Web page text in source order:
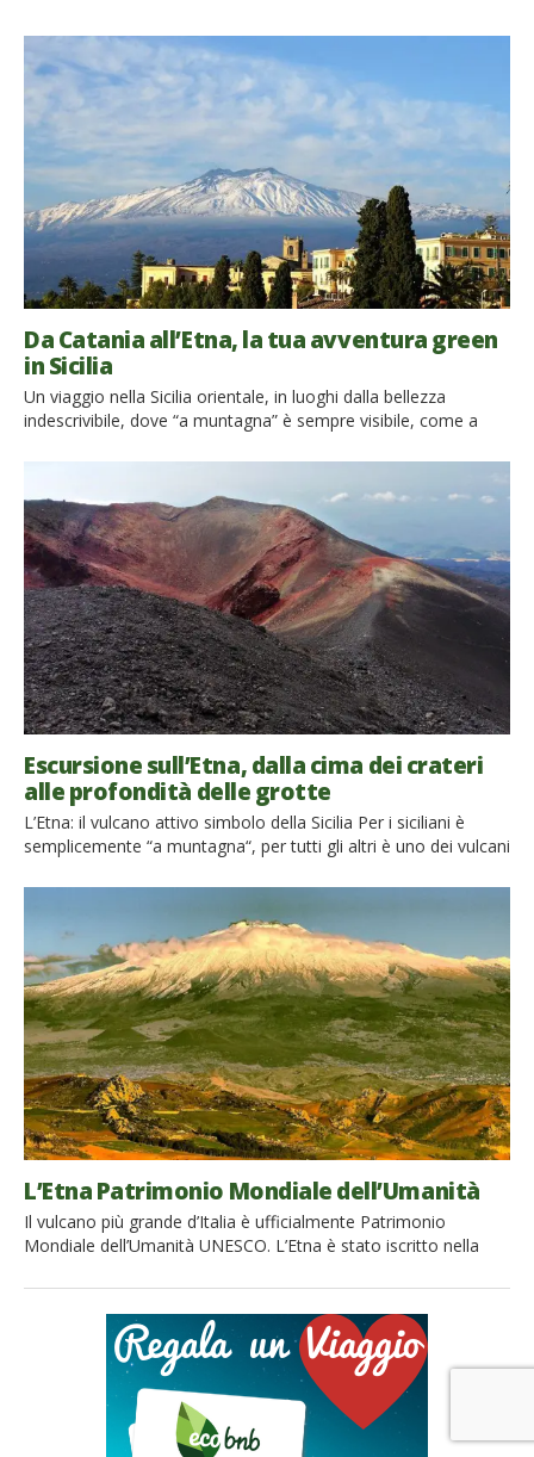
Da Catania all’Etna, la tua avventura green
in Sicilia
Un viaggio nella Sicilia orientale, in luoghi dalla bellezza
indescrivibile, dove “a muntagna” è sempre visibile, come a
degustazioni e itinerari, alla scoperta di Catania, del vulcano
Etna e dei suoi dintorni, sempre nel pieno rispetto
dell’ambiente, scegliendo di muoversi a piedi o […]
Escursione sull’Etna, dalla cima dei crateri
alle profondità delle grotte
L’Etna: il vulcano attivo simbolo della Sicilia Per i siciliani è
semplicemente “a muntagna“, per tutti gli altri è uno dei vulcani
dell’Etna, che con i suoi circa 3300 metri di altezza è il vulcano
più alto e grande d’Italia e uno dei simboli più rappresentativi
L’Etna Patrimonio Mondiale dell’Umanità
Il vulcano più grande d’Italia è ufficialmente Patrimonio
Mondiale dell’Umanità UNESCO. L’Etna è stato iscritto nella
2013, durante la 37ª sessione del Comitato del Patrimonio
Mondiale, tenutasi a Phnom Penh, in Cambogia, alla presenza
dei rappresentanti di oltre 180 Paesi. Un riconoscimento di
enorme valore per l’Italia […]